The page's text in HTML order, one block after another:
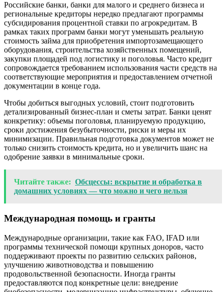
Российские банки, банки для малого и среднего бизнеса и
региональные кредиторы нередко предлагают программы
субсидирования процентной ставки по агрокредитам. В
рамках таких программ банки могут уменьшать реальную
стоимость займа для приобретения импортозамещающего
оборудования, строительства хозяйственных помещений,
закупки площадей под логистику и поголовья. Часто кредит
сопровождается требованием использования части средств на
соответствующие мероприятия и предоставлением отчетной
документации в конце года.
Чтобы добиться выгодных условий, стоит подготовить
детализированный бизнес-план и сметы затрат. Банки ценят
конкретику: объемы поголовья, планируемую продукцию,
сроки достижения безубыточности, риски и меры их
минимизации. Правильная подготовка документов может не
только снизить стоимость кредита, но и увеличить шанс на
одобрение заявки в минимальные сроки.
Читайте также: Обсцессы: вскрытие и обработка в
домашних условиях — что можно и чего нельзя
Международная помощь и гранты
Международные организации, такие как FAO, IFAD или
программы технической помощи крупных доноров, часто
поддерживают проекты по развитию сельских районов,
улучшению животноводства и повышению
продовольственной безопасности. Иногда гранты
предоставляются под конкретные цели: внедрение